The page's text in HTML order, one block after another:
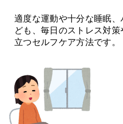
適度な運動や十分な睡眠
ども、毎日のストレス対
立つセルフケア方法です。